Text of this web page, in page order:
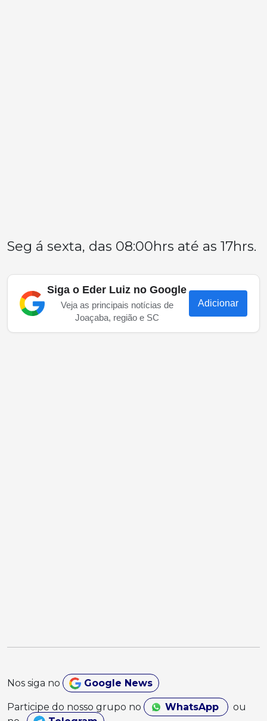
Seg á sexta, das 08:00hrs até as 17hrs.
Siga o Eder Luiz no Google
Veja as principais notícias de
Joaçaba, região e SC
Adicionar
Nos siga no Google News
Participe do nosso grupo no WhatsApp
ou